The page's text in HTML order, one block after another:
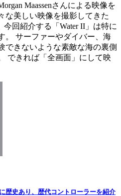
Maassenさんによる映像を
な美しい映像を撮影してきた
今回紹介する「Water II」は特に
。 サーファーやダイバー、海
できないような素敵な海の裏側
できれば「全画面」にして映
歴史あり、歴代コントローラーを紹介